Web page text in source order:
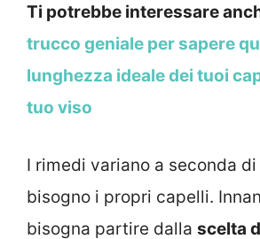
Ti potrebbe interessare
trucco geniale per sapere
lunghezza ideale dei tuoi
tuo viso
I rimedi variano a seconda
bisogno i propri capelli.
bisogna partire dalla scelta